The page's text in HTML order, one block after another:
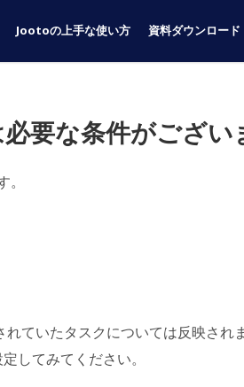
Jootoの上手な使い方 資料ダウンロード
要な条件がござい
ていたタスクについては反映されま
してみてください。